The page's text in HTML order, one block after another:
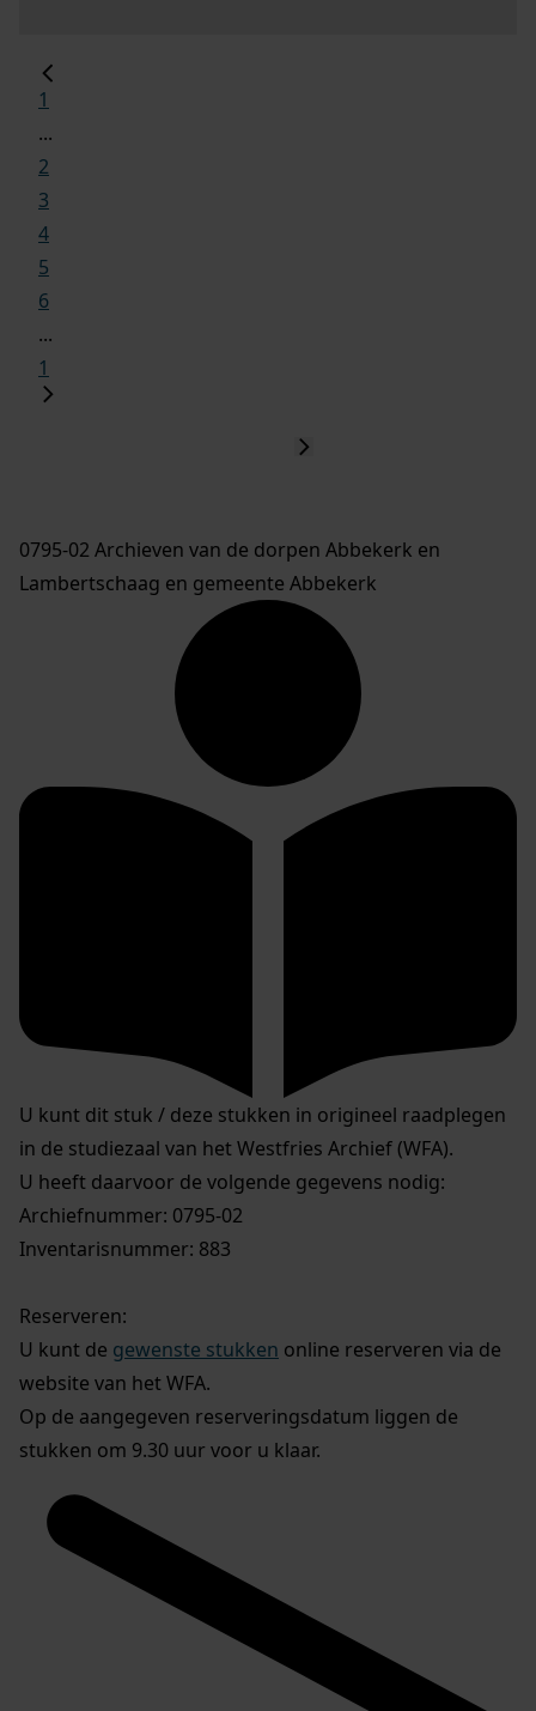
1
...
2
3
4
5
6
...
1
0795-02 Archieven van de dorpen Abbekerk en
Lambertschaag en gemeente Abbekerk
U kunt dit stuk / deze stukken in origineel raadplegen
in de studiezaal van het Westfries Archief (WFA).
U heeft daarvoor de volgende gegevens nodig:
Archiefnummer: 0795-02
Inventarisnummer: 883
Reserveren:
U kunt de gewenste stukken online reserveren via de
website van het WFA.
Op de aangegeven reserveringsdatum liggen de
stukken om 9.30 uur voor u klaar.